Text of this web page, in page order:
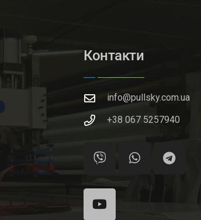
Контакти
info@pullsky.com.ua
+38 067 5257940